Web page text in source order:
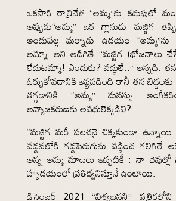
ఒకసారి రాత్రివేళ “అమ్మ”కు కడుపులో
అప్పుడు“అమ్మ” ఒక గ్లాసుడు మజ్జిగ
అందువల్ల మర్నాడు ఉదయం
అమ్మా’ అని అడిగితే “మజ్జిగ (భోజనాలు
లేదుటమ్మా! ఎందుకు? వద్దులే..” అన్నది.
ఓర్చుకోవడానికి ఇష్టపడింది కానీ తన బిడ్డలకు
తగ్గడానికి “అమ్మ” మనస్సు
అవ్యాజకరుణకు అవధులెక్కడివి?
“మజ్జిగ మరీ పలచనై చిక్కకుండా
వడ్డనలోకి గడ్డపెరుగును వడ్డించ
అన్న అమ్మ మాటలు ఇప్పటికీ : నా చెవుల్లో
హృదయంలో ప్రతిధ్వనిస్తూనే ఉంటాయి.
డిసెంబర్ 2021 “విశ్వజనని”